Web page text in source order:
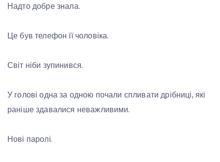
Надто добре знала.
Це був телефон її чоловіка.
Світ ніби зупинився.
У голові одна за одною почали спливати дрібниці, які
раніше здавалися неважливими.
Нові паролі.